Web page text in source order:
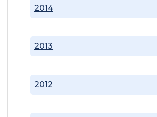
2012
2013
2014